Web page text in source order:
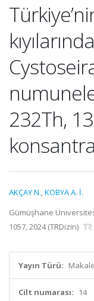
232Th,
AKÇAY N.,KOBYA A. İ.
Gümüşhane
1057, 2024 (TRDizin)
Yayın Türü:
Cilt numarası: 14